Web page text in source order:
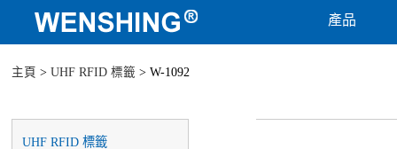
產品
主頁 > UHF RFID 標籤 > W-1092
UHF RFID 標籤